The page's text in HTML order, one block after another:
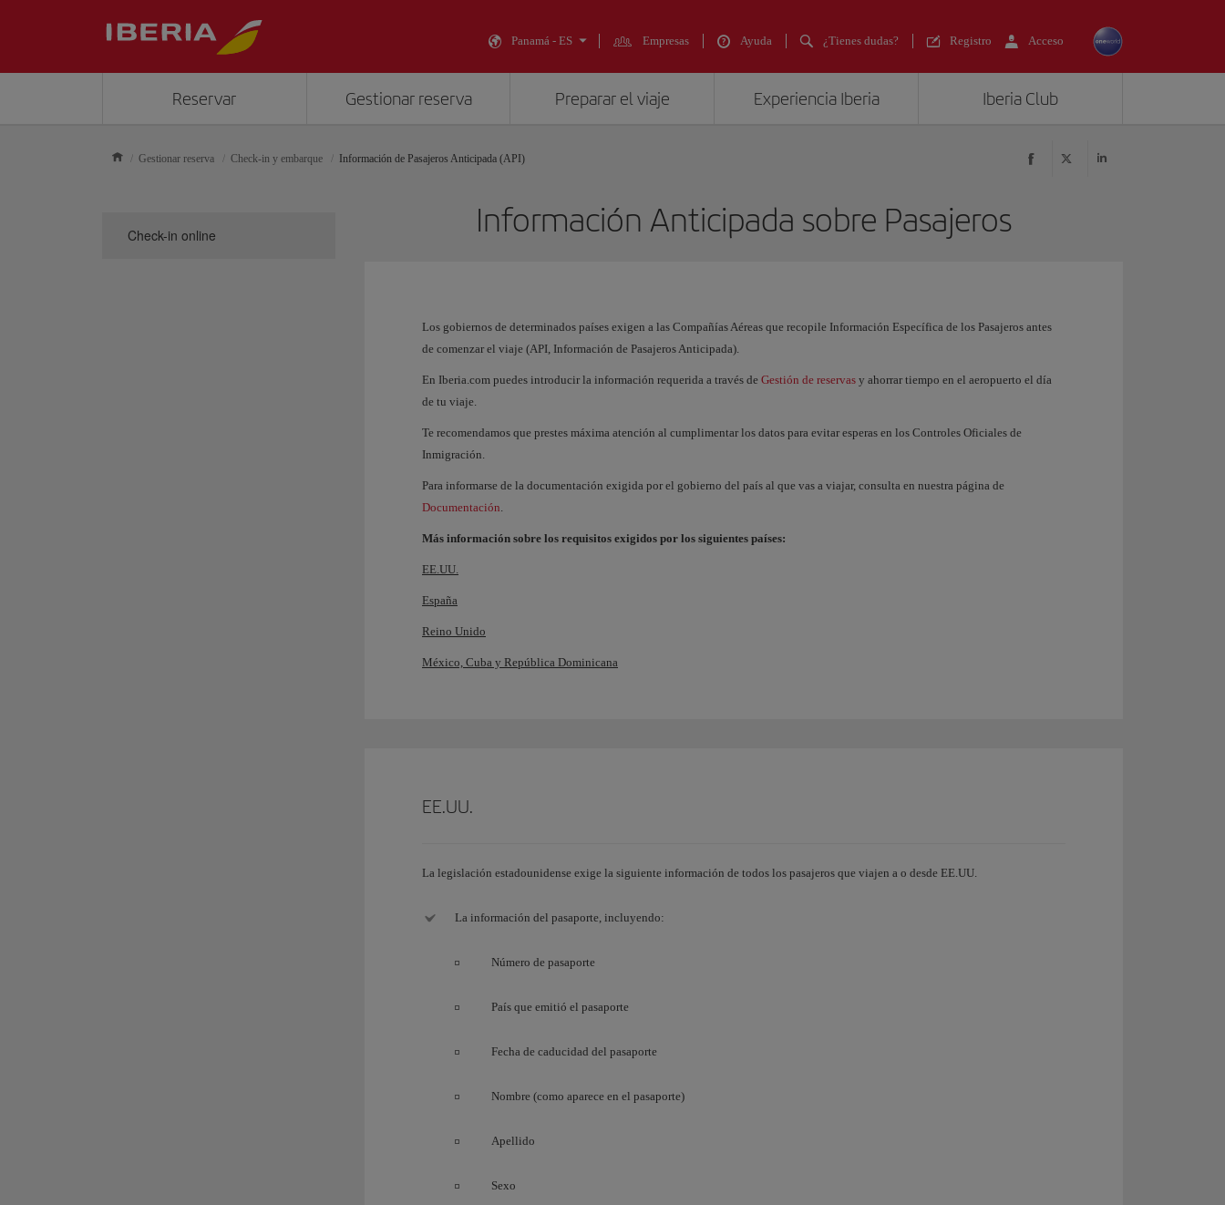
Panamá - ES Empresas Ayuda ¿Tienes dudas? Registro Acceso
Reservar Gestionar reserva Preparar el viaje Experiencia Iberia Iberia Club
Gestionar reserva Check-in y embarque Información de Pasajeros Anticipada (API)
Información Anticipada sobre Pasajeros
Los gobiernos de determinados países exigen a las Compañías Aéreas que recopile Información Específica de los Pasajeros antes
de comenzar el viaje (API, Información de Pasajeros Anticipada).
En Iberia.com puedes introducir la información requerida a través de Gestión de reservas y ahorrar tiempo en el aeropuerto el día
de tu viaje.
Te recomendamos que prestes máxima atención al cumplimentar los datos para evitar esperas en los Controles Oficiales de
Inmigración.
Para informarse de la documentación exigida por el gobierno del país al que vas a viajar, consulta en nuestra página de
Documentación.
Más información sobre los requisitos exigidos por los siguientes países:
EE.UU.
España
Reino Unido
México, Cuba y República Dominicana
EE.UU.
La legislación estadounidense exige la siguiente información de todos los pasajeros que viajen a o desde EE.UU.
La información del pasaporte, incluyendo:
Número de pasaporte
País que emitió el pasaporte
Fecha de caducidad del pasaporte
Nombre (como aparece en el pasaporte)
Apellido
Sexo
Check-in online